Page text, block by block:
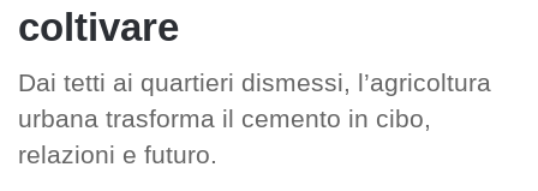
coltivare
Dai tetti ai quartieri dismessi, l’agricoltura
urbana trasforma il cemento in cibo,
relazioni e futuro.